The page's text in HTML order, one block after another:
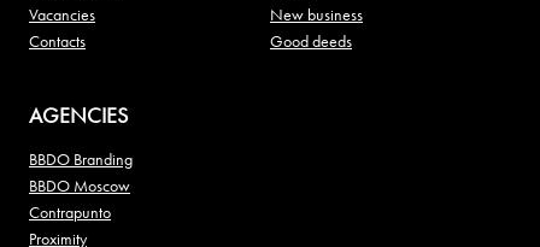
Vacancies
Contacts
New business
Good deeds
AGENCIES
BBDO Branding
BBDO Moscow
Contrapunto
Proximity